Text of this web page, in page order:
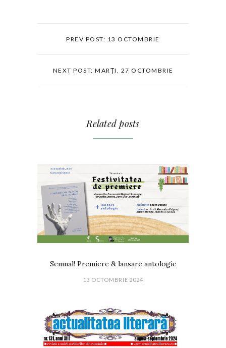
PREV POST: 13 OCTOMBRIE
NEXT POST: MARŢI, 27 OCTOMBRIE
Related posts
Semnal! Premiere & lansare antologie
13 OCTOMBRIE 2024